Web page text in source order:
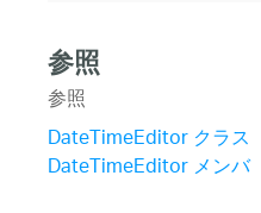
参照
参照
DateTimeEditor クラス
DateTimeEditor メンバ